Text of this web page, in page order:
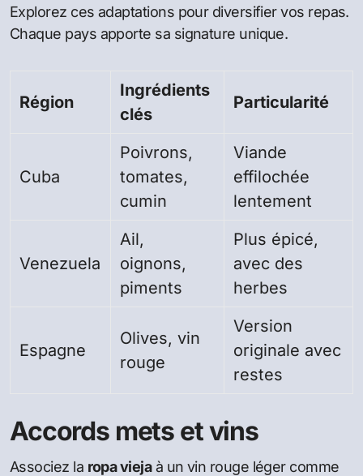
Explorez ces adaptations pour diversifier vos repas.
Chaque pays apporte sa signature unique.
Région
Ingrédients
clés
Particularité
Cuba
Poivrons,
tomates,
cumin
Viande
effilochée
lentement
Venezuela
Ail,
oignons,
piments
Plus épicé,
avec des
herbes
Espagne
Olives, vin
rouge
Version
originale avec
restes
Accords mets et vins
Associez la ropa viejaà un vin rouge léger comme